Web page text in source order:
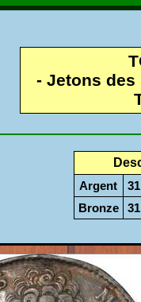
- Jetons des
Argent
Bronze